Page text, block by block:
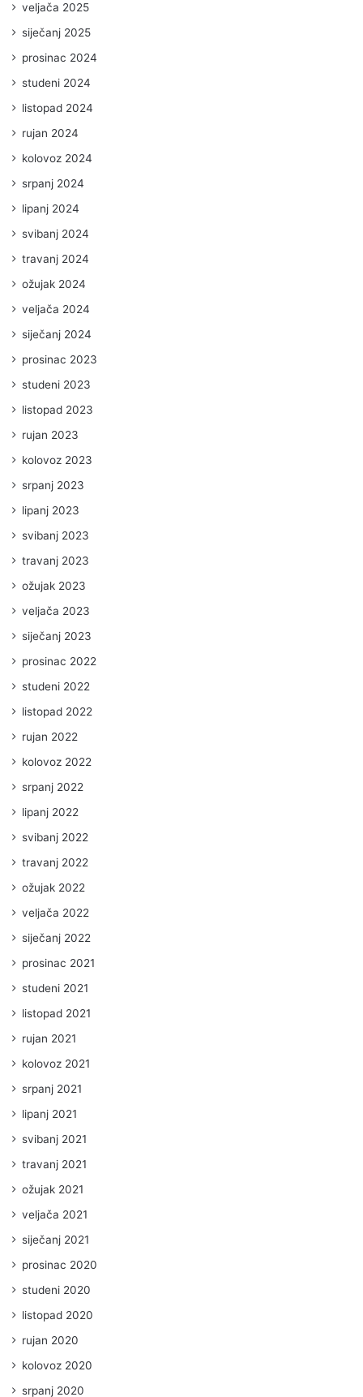
veljača 2025
siječanj 2025
prosinac 2024
studeni 2024
listopad 2024
rujan 2024
kolovoz 2024
srpanj 2024
lipanj 2024
svibanj 2024
travanj 2024
ožujak 2024
veljača 2024
siječanj 2024
prosinac 2023
studeni 2023
listopad 2023
rujan 2023
kolovoz 2023
srpanj 2023
lipanj 2023
svibanj 2023
travanj 2023
ožujak 2023
veljača 2023
siječanj 2023
prosinac 2022
studeni 2022
listopad 2022
rujan 2022
kolovoz 2022
srpanj 2022
lipanj 2022
svibanj 2022
travanj 2022
ožujak 2022
veljača 2022
siječanj 2022
prosinac 2021
studeni 2021
listopad 2021
rujan 2021
kolovoz 2021
srpanj 2021
lipanj 2021
svibanj 2021
travanj 2021
ožujak 2021
veljača 2021
siječanj 2021
prosinac 2020
studeni 2020
listopad 2020
rujan 2020
kolovoz 2020
srpanj 2020